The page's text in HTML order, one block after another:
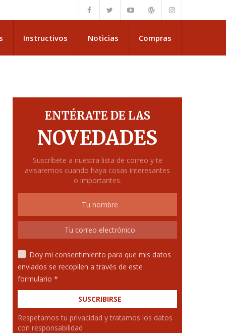
Instructivos Noticias Compras
ENTÉRATE DE LAS
NOVEDADES
Suscríbete a nuestra lista de correo y te
avisaremos cuando haya cosas interesantes
o importantes.
Doy mi consentimiento para que mis datos
enviados se recopilen a través de este
formulario *
Respetamos tu privacidad y tratamos los datos
con responsabilidad